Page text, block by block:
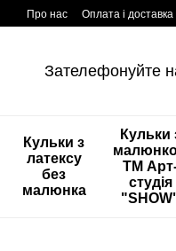
Перейти к основному
Про нас Оплата і доставка
Зателефонуйте
Кульки з
латексу
без
малюнка
Кульки
ТМ
студія